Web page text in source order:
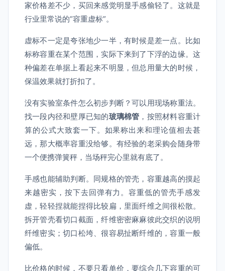
家价格差不少，买回来感觉明显手感偷轻了。这就是
行业里常说的“容重虚标”。
虚标不一定是夸张地少一半，有时候是差一点。比如
标称容重在某个范围，实际下来到了下浮的边缘。这
种偏差在单据上看起来不明显，但总用量大的时候，
保温效果就打折扣了。
没有实验室条件怎么初步判断？可以用现场称重法。
找一段内径和壁厚已知的玻璃棉管 ，按照材料容重计
算的公式大致套一下。如果称出来和理论值相去甚
远，那大概率容重没给够。有经验的老采购会随身带
一个便携弹簧秤，当场秤完心里就有底了。
手感也能辅助判断。同规格的管壳，容重越高的摸起
来越密实，按下去回弹有力。容重低的管壳手感发
虚，轻轻捏就能捏得比较扁，里面纤维之间很松散。
拆开管壳看切口截面，纤维密密麻麻彼此交织的说明
纤维密实；切口松垮、很容易扯断纤维的，容重一般
偏低。
比价格的时候，不要只看单价，要综合几下容重的可